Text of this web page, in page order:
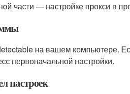
части — настройке прокси в
на вашем компьютере.
первоначальной настройки.
настроек